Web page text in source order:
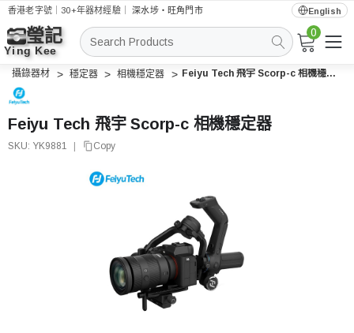
香港老字號｜30+年器材經驗｜深水埗・旺角門市 English
搜
索
0
攝錄器材 穩定器 相機穩定器 Feiyu Tech 飛宇 Scorp-c 相機穩定器
Feiyu Tech 飛宇 Scorp-c 相機穩定器
SKU: YK9881 Copy